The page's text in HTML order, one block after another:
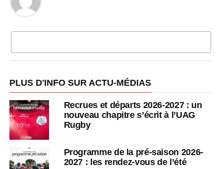
PLUS D'INFO SUR ACTU-MÉDIAS
Recrues et départs 2026-2027 : un
nouveau chapitre s’écrit à l’UAG
Rugby
Programme de la pré-saison 2026-
2027 : les rendez-vous de l’été